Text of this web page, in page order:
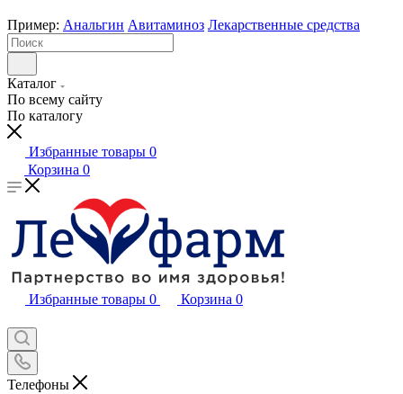
Пример: Анальгин Авитаминоз Лекарственные средства
Каталог
По всему сайту
По каталогу
Избранные товары 0
Корзина 0
Избранные товары 0 Корзина 0
Телефоны